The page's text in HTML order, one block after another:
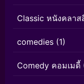
Classic หนังคลาส
comedies (1)
Comedy คอมเมดี้